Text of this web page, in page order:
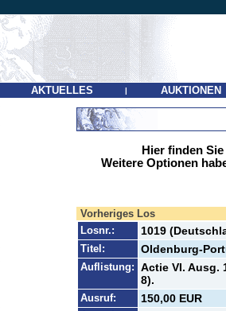
AKTUELLES | AUKTIONEN
Hier finden
Weitere Optionen
Vorheriges Los
Losnr.:
1019
Titel: Oldenburg-
Auflistung: Actie VI. Ausg.
8).
Ausruf: 150,00 EUR